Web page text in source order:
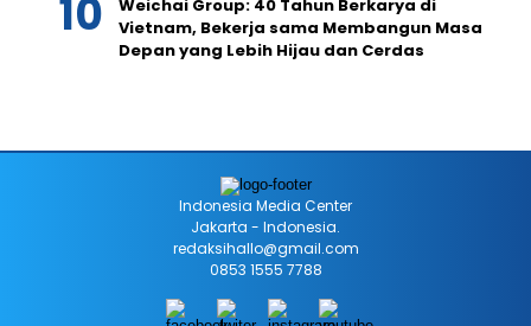
Weichai Group: 40 Tahun Berkarya di
Vietnam, Bekerja sama Membangun Masa
Depan yang Lebih Hijau dan Cerdas
Indonesia Media Center
Jakarta - Indonesia.
redaksihallo@gmail.com
0853 1555 7788